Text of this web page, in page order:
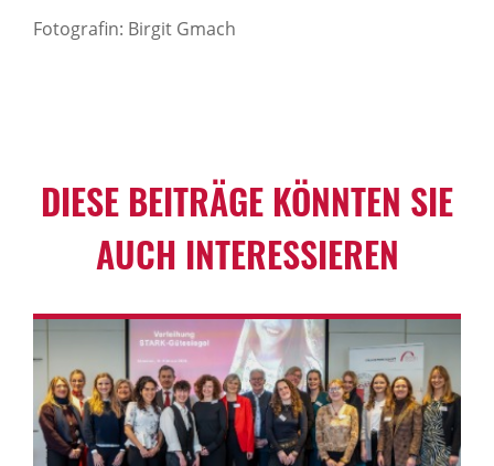
Fotografin: Birgit Gmach
DIESE BEITRÄGE KÖNNTEN SIE
AUCH INTER­ES­SIEREN